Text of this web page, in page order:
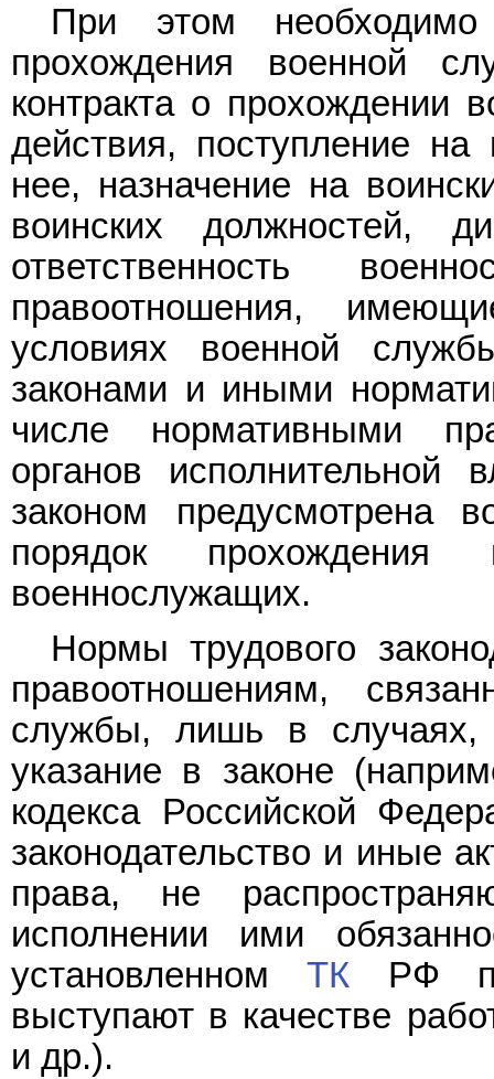
При этом
прохождения военной
контракта о прохождении
действия, поступление
нее, назначение на
воинских должностей,
ответственность
правоотношения,
условиях военной
законами и иными
числе нормативными
органов
законом предусмотрена
порядок
военнослужащих.
Нормы трудового
правоотношениям,
службы, лишь в случаях,
указание в законе
кодекса Российской
законодательство и иные
права, не
исполнении ими
установленномТК РФ
выступают в качестве
и др.).